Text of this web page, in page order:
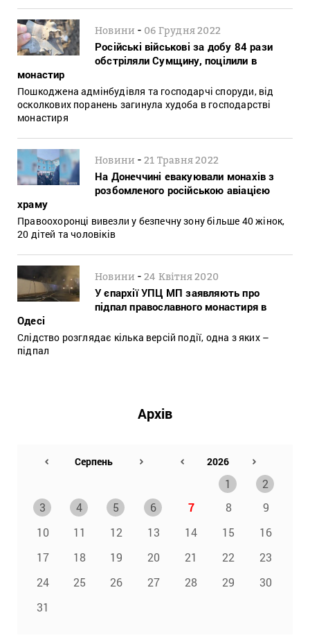
Новини - 06 Грудня 2022
Російські військові за добу 84 рази
обстріляли Сумщину, поцілили в
монастир
Пошкоджена адмінбудівля та господарчі споруди, від
осколкових поранень загинула худоба в господарстві
монастиря
Новини -21 Травня 2022
На Донеччині евакуювали монахів з
розбомленого російською авіацією
храму
Правоохоронці вивезли у безпечну зону більше 40 жінок,
20 дітей та чоловіків
Новини -24 Квітня 2020
У єпархії УПЦ МП заявляють про
підпал православного монастиря в
Одесі
Слідство розглядає кілька версій події, одна з яких –
підпал
Архів
1
2
3
4 5 6 7 8
9
10
11 12 13 14 15
16
17
18 19 20 21 22
23
24
25 26 27 28 29
30
31